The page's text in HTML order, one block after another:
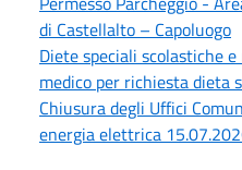
di Castellalto – Capoluogo
Diete speciali scolastiche
medico per richiesta dieta
Chiusura degli Uffici
energia elettrica